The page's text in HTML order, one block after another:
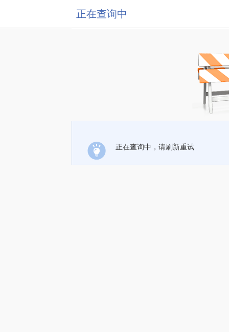
正在查询中
正在查询中，请刷新重试